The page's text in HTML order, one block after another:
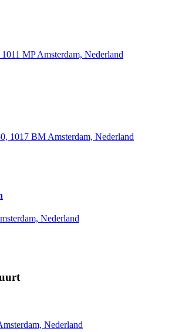
MP Amsterdam, Nederland
1017 BM Amsterdam, Nederland
Nederland
Nederland